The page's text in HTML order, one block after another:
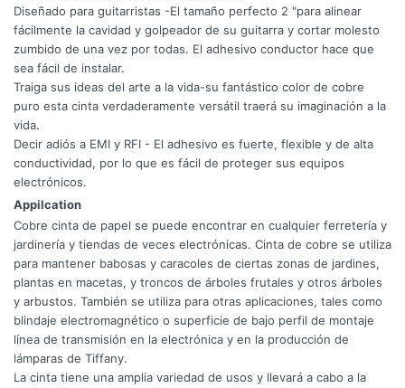
Diseñado para guitarristas -El tamaño perfecto 2 "para alinear
fácilmente la cavidad y golpeador de su guitarra y cortar molesto
zumbido de una vez por todas. El adhesivo conductor hace que
sea fácil de instalar.
Traiga sus ideas del arte a la vida-su fantástico color de cobre
puro esta cinta verdaderamente versátil traerá su imaginación a la
vida.
Decir adiós a EMI y RFI - El adhesivo es fuerte, flexible y de alta
conductividad, por lo que es fácil de proteger sus equipos
electrónicos.
Appilcation
Cobre cinta de papel se puede encontrar en cualquier ferretería y
jardinería y tiendas de veces electrónicas. Cinta de cobre se utiliza
para mantener babosas y caracoles de ciertas zonas de jardines,
plantas en macetas, y troncos de árboles frutales y otros árboles
y arbustos. También se utiliza para otras aplicaciones, tales como
blindaje electromagnético o superficie de bajo perfil de montaje
línea de transmisión en la electrónica y en la producción de
lámparas de Tiffany.
La cinta tiene una amplia variedad de usos y llevará a cabo a la